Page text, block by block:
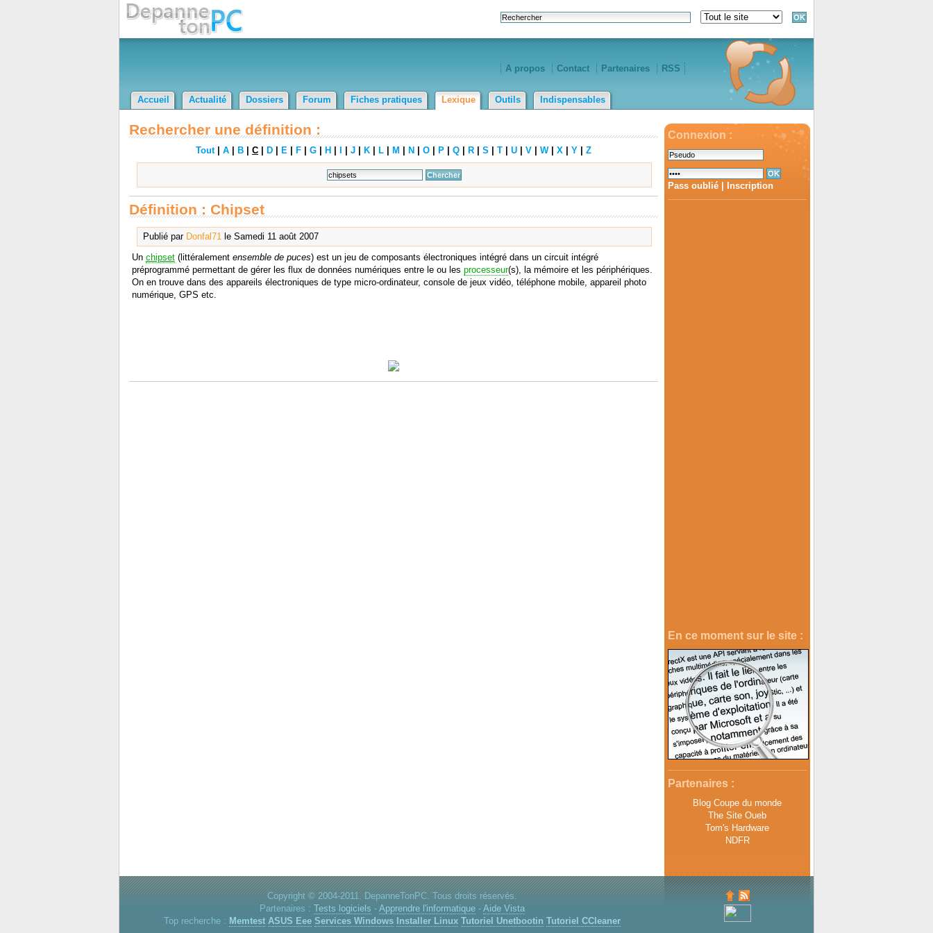
A propos Contact Partenaires RSS
Accueil Actualité Dossiers Forum Fiches pratiques Lexique Outils Indispensables
Connexion :
Pass oublié Inscription
En ce moment sur le site :
Partenaires :
Blog Coupe du monde
The Site Oueb
Tom's Hardware
NDFR
Rechercher une définition :
Tout| A B C D E F G H J K L M N O P Q R S T U V W| X Y Z
Définition : Chipset
Publié par Donfal71 le Samedi 11 août 2007
Un chipset(littéralement ensemble de puces) est un jeu de composants électroniques intégré dans un circuit intégré
préprogrammé permettant de gérer les flux de données numériques entre le ou les processeur(s), la mémoire et les périphériques.
On en trouve dans des appareils électroniques de type micro-ordinateur, console de jeux vidéo, téléphone mobile, appareil photo
numérique, GPS etc.
Copyright © 2004-2011. DepanneTonPC. Tous droits réservés.
Partenaires : Tests logiciels - Apprendre l'informatique- Aide Vista
Top recherche : Memtest ASUS Eee Services Windows Installer Linux Tutoriel Unetbootin Tutoriel CCleaner